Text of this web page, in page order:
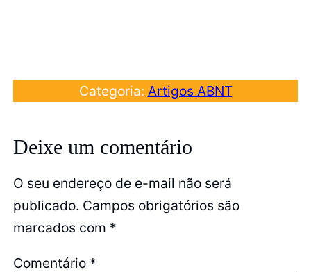
Categoria: Artigos ABNT
Deixe um comentário
O seu endereço de e-mail não será
publicado. Campos obrigatórios são
marcados com *
Comentário *